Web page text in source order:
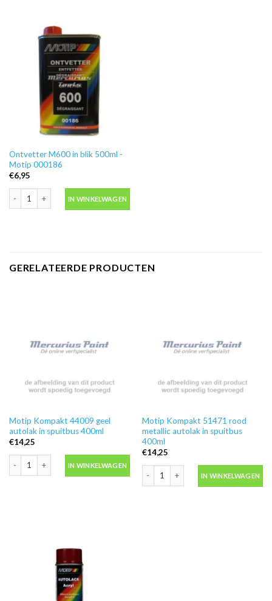
Ontvetter M600 in blik 500ml -
Motip 000186
€6,95
Ontvetter M600 in blik 500ml -Motip 000186 aantal
IN WINKELWAGEN
GERELATEERDE PRODUCTEN
Motip Kompakt 44009 geel
autolak in spuitbus 400ml
€14,25
Motip Kompakt 44009 geel autolak in spuitbus 400ml aantal
IN WINKELWAGEN
Motip Kompakt 51471 rood
metallic autolak in spuitbus
400ml
€14,25
Motip Kompakt 51471 rood metallic
IN WINKELWAGEN